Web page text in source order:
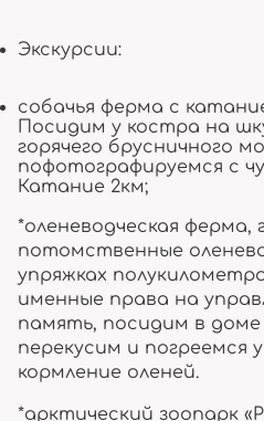
Экскурсии:
собачья ферма с
Посидим у костра на
горячего брусничного
пофотографируемся с
Катание 2км;
*оленеводческая
потомственные
упряжках
именные права на
память, посидим в доме
перекусим и погреемся
кормление оленей.
*арктический зоопарк